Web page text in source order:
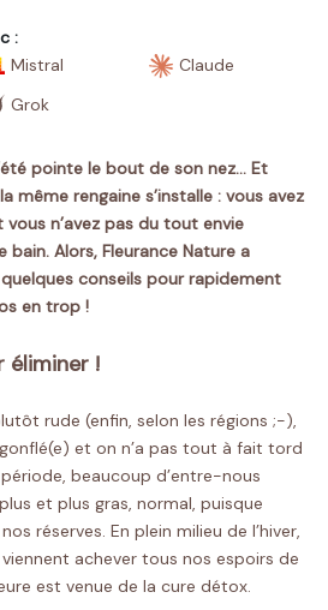
:
Mistral
Claude
Grok
pointe le bout de son nez… Et
même rengaine s’installe : vous avez
vous n’avez pas du tout envie
bain. Alors, Fleurance Nature a
conseils pour rapidement
en trop !
éliminer !
rude (enfin, selon les régions ;-),
et on n’a pas tout à fait tord
beaucoup d’entre-nous
et plus gras, normal, puisque
réserves. En plein milieu de l’hiver,
achever tous nos espoirs de
est venue de la cure détox.